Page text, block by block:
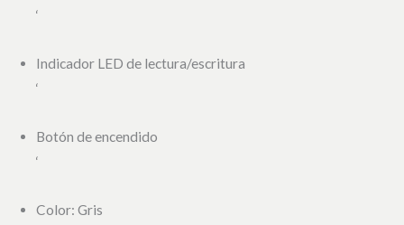
‘
Indicador LED de lectura/escritura
‘
Botón de encendido
‘
Color: Gris